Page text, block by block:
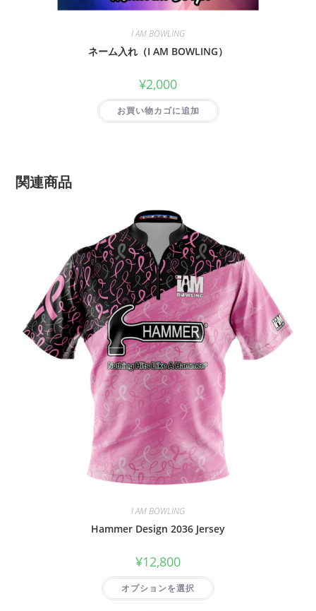
I AM BOWLING
ネーム入れ（I AM BOWLING）
¥2,000
お買い物カゴに追加
関連商品
I AM BOWLING
Hammer Design 2036 Jersey
¥12,800
オプションを選択